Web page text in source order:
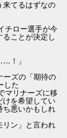
来てるはずなの
チロー選手が今
ることが決定し
！」
ーズの「期待の
した
マリナーズに移
けを希望してい
ち悪いかもしれ
リン」と言われ